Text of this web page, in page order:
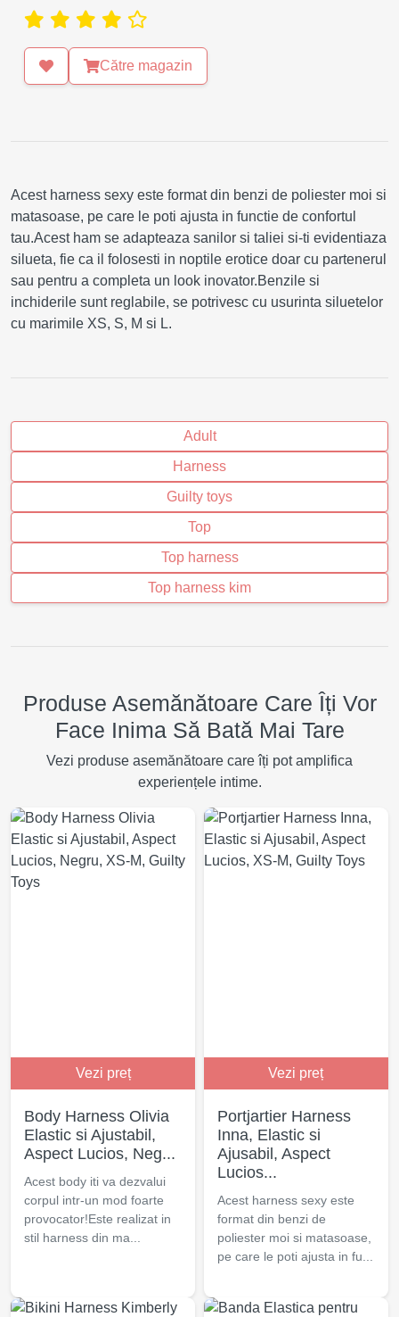
Către magazin
Acest harness sexy este format din benzi de poliester moi si
matasoase, pe care le poti ajusta in functie de confortul
tau.Acest ham se adapteaza sanilor si taliei si-ti evidentiaza
silueta, fie ca il folosesti in noptile erotice doar cu partenerul
sau pentru a completa un look inovator.Benzile si
inchiderile sunt reglabile, se potrivesc cu usurinta siluetelor
cu marimile XS, S, M si L.
Adult
Harness
Guilty toys
Top
Top harness
Top harness kim
Produse Asemănătoare Care Îți Vor
Face Inima Să Bată Mai Tare
Vezi produse asemănătoare care îți pot amplifica
experiențele intime.
Vezi preț
Body Harness Olivia
Elastic si Ajustabil,
Aspect Lucios, Neg...
Acest body iti va dezvalui
corpul intr-un mod foarte
provocator!Este realizat in
stil harness din ma...
Vezi preț
Portjartier Harness
Inna, Elastic si
Ajusabil, Aspect
Lucios...
Acest harness sexy este
format din benzi de
poliester moi si matasoase,
pe care le poti ajusta in fu...